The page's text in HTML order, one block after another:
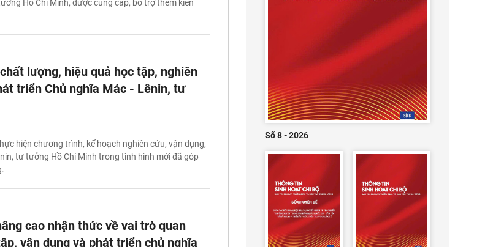
Hồ Chí Minh, được cung cấp, bổ trợ thêm kiến
lượng, hiệu quả học tập, nghiên
triển Chủ nghĩa Mác - Lênin, tư
hiện chương trình, kế hoạch nghiên cứu, vận dụng,
tư tưởng Hồ Chí Minh trong tình hình mới đã góp
cao nhận thức về vai trò quan
vận dụng và phát triển chủ nghĩa
Số 8 - 2026